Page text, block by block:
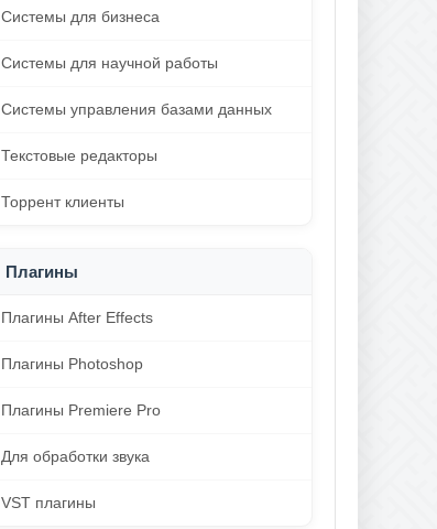
Системы для бизнеса
Системы для научной работы
Системы управления базами данных
Текстовые редакторы
Торрент клиенты
Плагины
Плагины After Effects
Плагины Photoshop
Плагины Premiere Pro
Для обработки звука
VST плагины